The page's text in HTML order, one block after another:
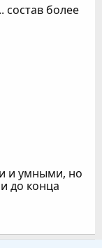
состав более
и умными, но
до конца